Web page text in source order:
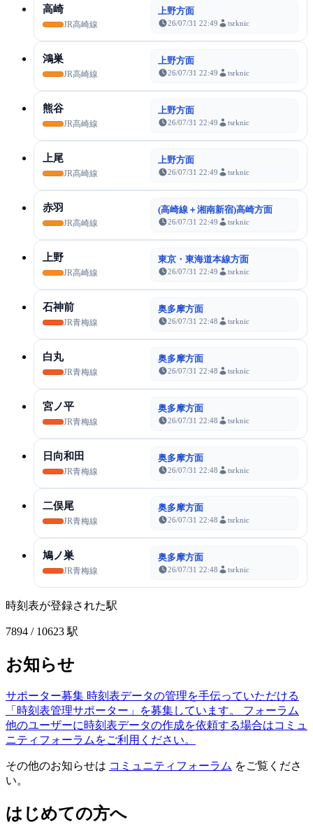
高崎
JR高崎線
上野方面
26/07/31 22:49 tsrknic
鴻巣
JR高崎線
上野方面
26/07/31 22:49 tsrknic
熊谷
JR高崎線
上野方面
26/07/31 22:49 tsrknic
上尾
JR高崎線
上野方面
26/07/31 22:49 tsrknic
赤羽
JR高崎線
(高崎線＋湘南新宿)高崎方面
26/07/31 22:49 tsrknic
上野
JR高崎線
東京・東海道本線方面
26/07/31 22:49 tsrknic
石神前
JR青梅線
奥多摩方面
26/07/31 22:48 tsrknic
白丸
JR青梅線
奥多摩方面
26/07/31 22:48 tsrknic
宮ノ平
JR青梅線
奥多摩方面
26/07/31 22:48 tsrknic
日向和田
JR青梅線
奥多摩方面
26/07/31 22:48 tsrknic
二俣尾
JR青梅線
奥多摩方面
26/07/31 22:48 tsrknic
鳩ノ巣
JR青梅線
奥多摩方面
26/07/31 22:48 tsrknic
時刻表が登録された駅
7894 / 10623 駅
お知らせ
サポーター募集 時刻表データの管理を手伝っていただける
「時刻表管理サポーター」を募集しています。
フォーラム
他のユーザーに時刻表データの作成を依頼する場合はコミュ
ニティフォーラムをご利用ください。
その他のお知らせは コミュニティフォーラム をご覧くださ
い。
はじめての方へ